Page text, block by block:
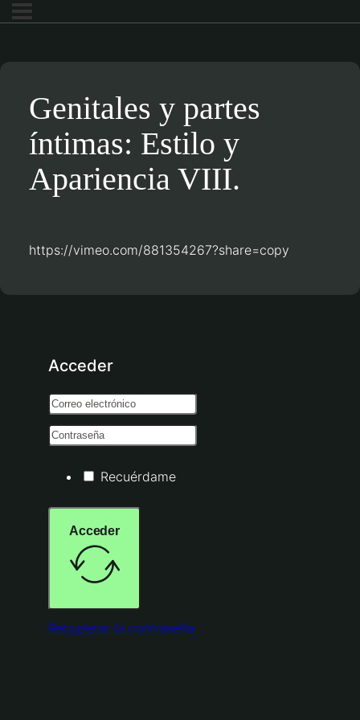
Genitales y partes
íntimas: Estilo y
Apariencia VIII.
https://vimeo.com/881354267?share=copy
Acceder
Recuérdame
Acceder
Recuperar la contraseña